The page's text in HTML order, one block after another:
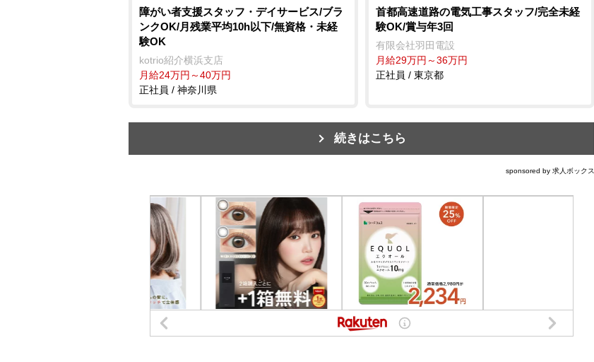
障がい者支援スタッフ・デイサービス/ブラ
ンクOK/月残業平均10h以下/無資格・未経
験OK
kotrio紹介横浜支店
月給24万円～40万円
正社員 / 神奈川県
首都高速道路の電気工事スタッフ/完全未経
験OK/賞与年3回
有限会社羽田電設
月給29万円～36万円
正社員 / 東京都
続きはこちら
sponsored by 求人ボックス